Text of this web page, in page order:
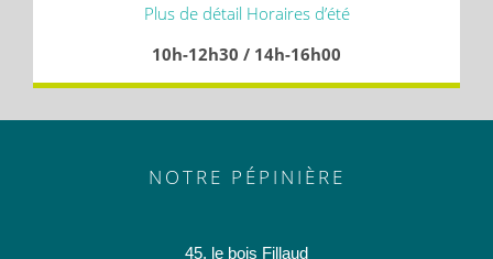
Plus de détail Horaires d’été
10h-12h30 / 14h-16h00
NOTRE PÉPINIÈRE
45, le bois Fillaud